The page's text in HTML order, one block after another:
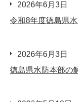
2026年6月3日
令和8年度徳島県
2026年6月3日
徳島県水防本部の